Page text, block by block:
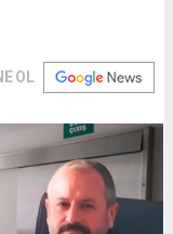
OL